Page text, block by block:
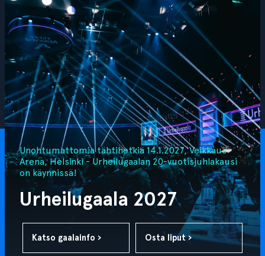
Unohtumattomia tähtihetkiä 14.1.2027, Veikkaus
Arena, Helsinki - Urheilugaalan 20-vuotisjuhlakausi
on käynnissä!
Urheilugaala 2027
Katso gaalainfo › Osta liput ›